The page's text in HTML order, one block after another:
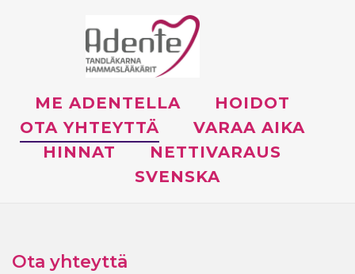
ME ADENTELLA
HOIDOT
OTA YHTEYTTÄ
VARAA AIKA
HINNAT
NETTIVARAUS
SVENSKA
Ota yhteyttä